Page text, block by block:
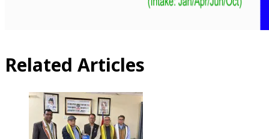
Related Articles